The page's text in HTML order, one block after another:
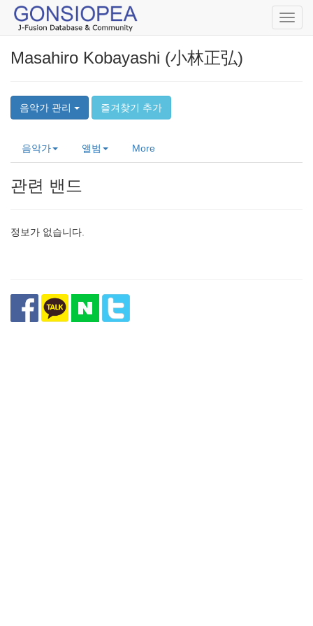
Masahiro Kobayashi (小林正弘)
음악가 관리 즐겨찾기 추가
음악가 앨범 More
관련 밴드
정보가 없습니다.